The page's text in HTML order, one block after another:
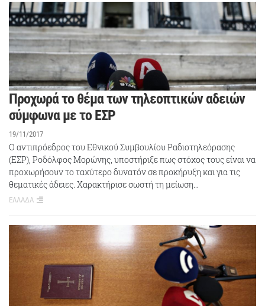
Προχωρά το θέμα των τηλεοπτικών αδειών
σύμφωνα με το ΕΣΡ
19/11/2017
Ο αντιπρόεδρος του Εθνικού Συμβουλίου Ραδιοτηλεόρασης
(ΕΣΡ), Ροδόλφος Μορώνης, υποστήριξε πως στόχος τους είναι να
προχωρήσουν το ταχύτερο δυνατόν σε προκήρυξη και για τις
θεματικές άδειες. Χαρακτήρισε σωστή τη μείωση…
ΕΛΛΑΔΑ